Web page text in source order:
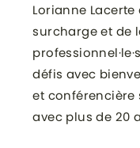
Lorianne
surcharge et de
défis avec
et conférencière
avec plus de 20